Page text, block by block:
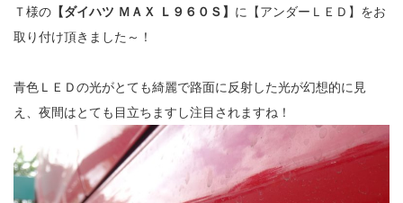
Ｔ様の 【ダイハツ ＭＡＸ Ｌ９６０Ｓ】 に【アンダーＬＥＤ】をお
取り付け頂きました～！
青色ＬＥＤの光がとても綺麗で路面に反射した光が幻想的に見
え、夜間はとても目立ちますし注目されますね！